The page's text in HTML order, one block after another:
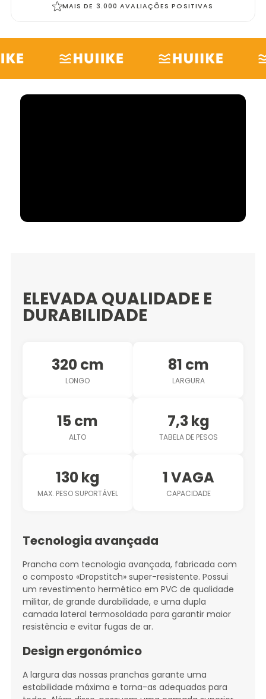
MAIS DE 3.000 AVALIAÇÕES POSITIVAS
ELEVADA QUALIDADE E
DURABILIDADE
320 cm
LONGO
81 cm
LARGURA
15 cm
ALTO
7,3 kg
TABELA DE PESOS
130 kg
MAX. PESO SUPORTÁVEL
1 VAGA
CAPACIDADE
Tecnologia avançada
Prancha com tecnologia avançada, fabricada com
o composto «Dropstitch» super-resistente. Possui
um revestimento hermético em PVC de qualidade
militar, de grande durabilidade, e uma dupla
camada lateral termosoldada para garantir maior
resistência e evitar fugas de ar.
Design ergonómico
A largura das nossas pranchas garante uma
estabilidade máxima e torna-as adequadas para